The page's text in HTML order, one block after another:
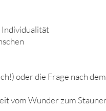
Individualität
oder die Frage nach dem
vom Wunder zum